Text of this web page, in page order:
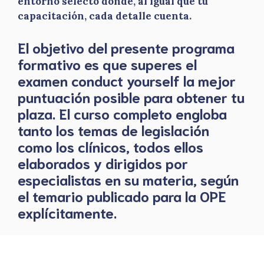
capacitación, cada detalle cuenta.
El objetivo del presente programa
formativo es que superes el
examen conduct yourself la mejor
puntuación posible para obtener tu
plaza. El curso completo engloba
tanto los temas de legislación
como los clínicos, todos ellos
elaborados y dirigidos por
especialistas en su materia, según
el temario publicado para la OPE
explícitamente.